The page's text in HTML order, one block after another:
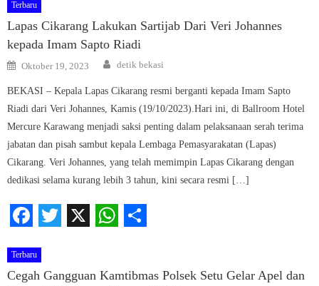
Terbaru
Lapas Cikarang Lakukan Sartijab Dari Veri Johannes
kepada Imam Sapto Riadi
Posted
on
Oktober 19, 2023 Author
detik bekasi
BEKASI – Kepala Lapas Cikarang resmi berganti kepada Imam Sapto
Riadi dari Veri Johannes, Kamis (19/10/2023).Hari ini, di Ballroom Hotel
Mercure Karawang menjadi saksi penting dalam pelaksanaan serah terima
jabatan dan pisah sambut kepala Lembaga Pemasyarakatan (Lapas)
Cikarang. Veri Johannes, yang telah memimpin Lapas Cikarang dengan
dedikasi selama kurang lebih 3 tahun, kini secara resmi […]
Terbaru
Cegah Gangguan Kamtibmas Polsek Setu Gelar Apel dan